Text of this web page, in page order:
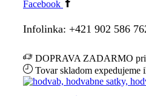
Facebook
Infolinka: +421 902 586
DOPRAVA ZADARMO pri
Tovar skladom expedujeme